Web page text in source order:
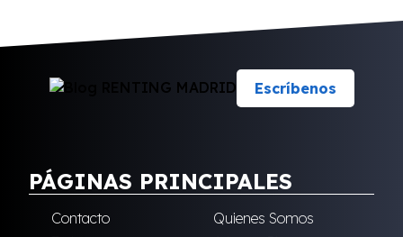
Escríbenos
PÁGINAS PRINCIPALES
Contacto
Quienes Somos